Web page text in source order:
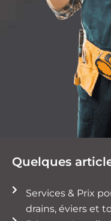
Quelques
Services & Prix
drains, éviers et